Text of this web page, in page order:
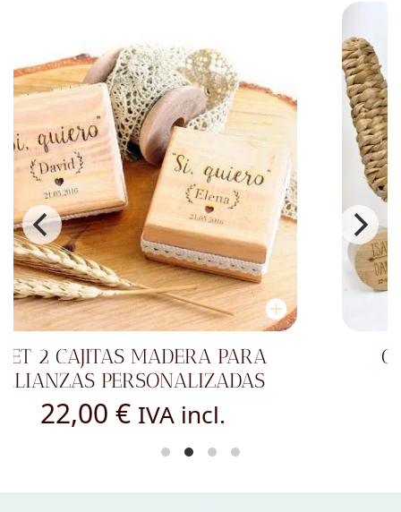
CARTEL PIZARRA - BONITO
RECUERDO
13,00€ IVA incl.